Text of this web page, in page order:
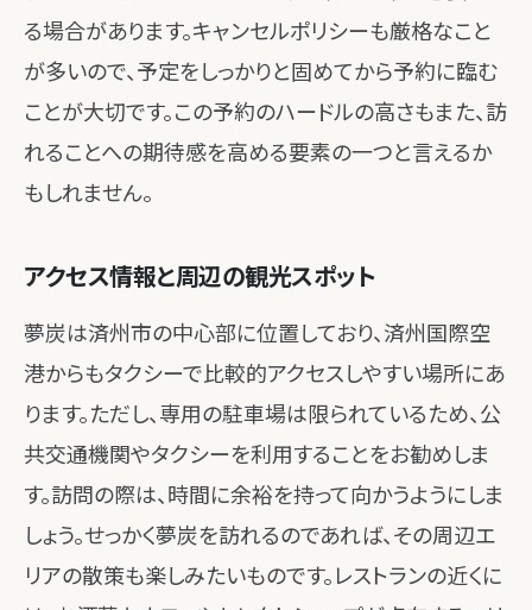
る場合があります。キャンセルポリシーも厳格なこと
が多いので、予定をしっかりと固めてから予約に臨む
ことが大切です。この予約のハードルの高さもまた、訪
れることへの期待感を高める要素の一つと言えるか
もしれません。
アクセス情報と周辺の観光スポット
夢炭は済州市の中心部に位置しており、済州国際空
港からもタクシーで比較的アクセスしやすい場所にあ
ります。ただし、専用の駐車場は限られているため、公
共交通機関やタクシーを利用することをお勧めしま
す。訪問の際は、時間に余裕を持って向かうようにしま
しょう。せっかく夢炭を訪れるのであれば、その周辺エ
リアの散策も楽しみたいものです。レストランの近くに